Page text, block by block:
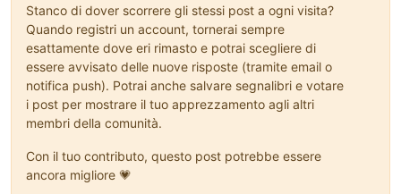
Stanco di dover scorrere gli stessi post a ogni visita?
Quando registri un account, tornerai sempre
esattamente dove eri rimasto e potrai scegliere di
essere avvisato delle nuove risposte (tramite email o
notifica push). Potrai anche salvare segnalibri e votare
i post per mostrare il tuo apprezzamento agli altri
membri della comunità.
Con il tuo contributo, questo post potrebbe essere
ancora migliore 💗